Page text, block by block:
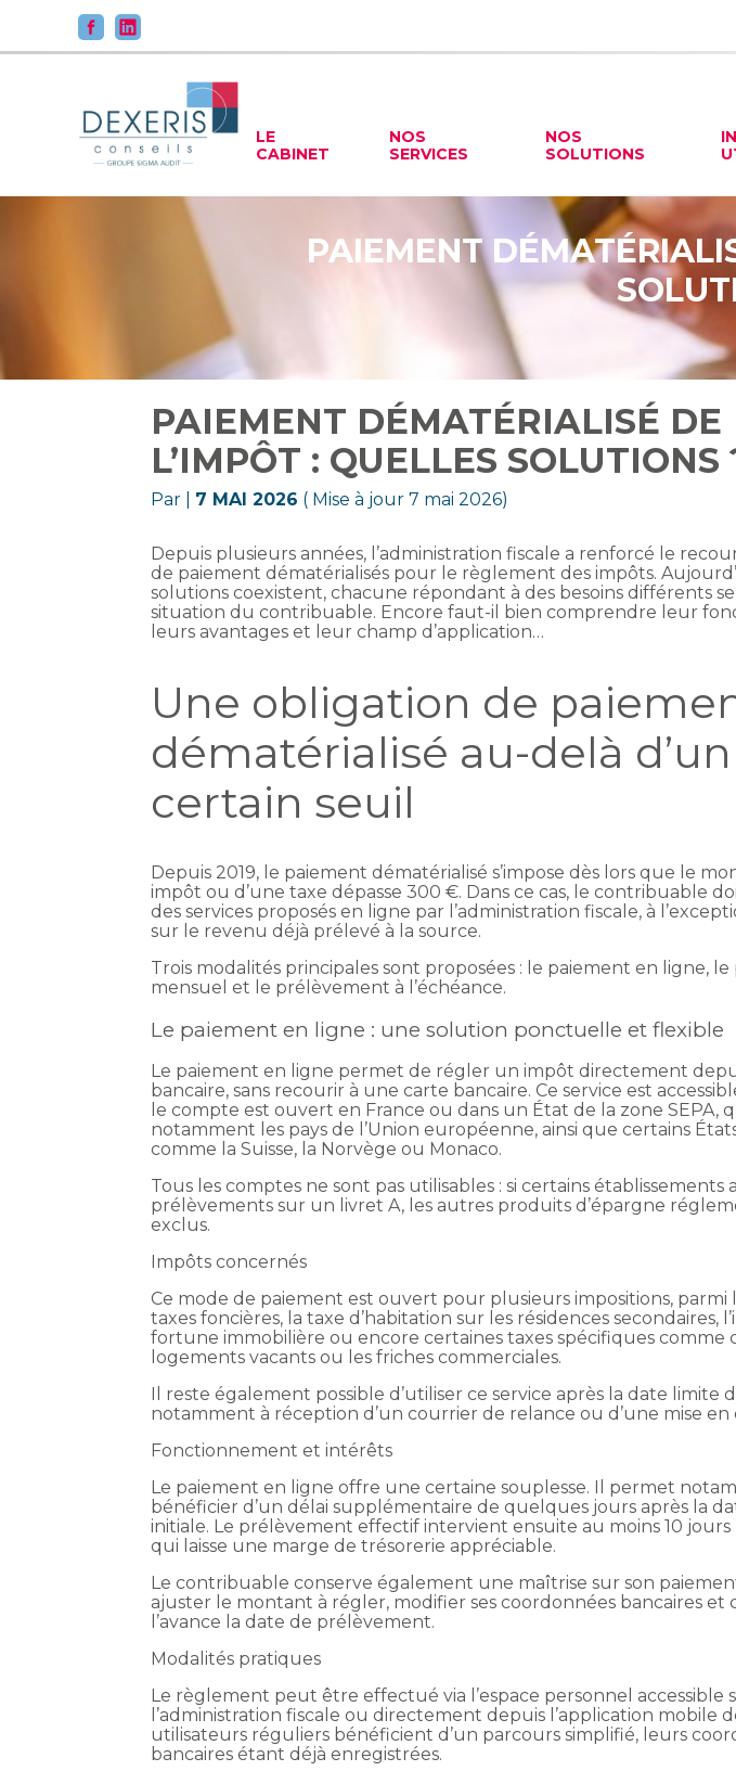
au
Principal
LE
CABINET
NOS
SERVICES
NOS
SOLUTIONS
PAIEMENT
PAIEMENT DÉMATÉRIALISÉ DE
L’IMPÔT : QUELLES SOLUTIONS
Par 7 MAI 2026 ( Mise à jour 7 mai 2026)
Depuis plusieurs années, l’administration fiscale a renforcé le
de paiement dématérialisés pour le règlement des impôts.
solutions coexistent, chacune répondant à des besoins différents
situation du contribuable. Encore faut-il bien comprendre leur
leurs avantages et leur champ d’application…
Une obligation de
dématérialisé au-delà d’un
certain seuil
Depuis 2019, le paiement dématérialisé s’impose dès lors que le
impôt ou d’une taxe dépasse 300 €. Dans ce cas, le contribuable
des services proposés en ligne par l’administration fiscale, à
sur le revenu déjà prélevé à la source.
Trois modalités principales sont proposées : le paiement en ligne,
mensuel et le prélèvement à l’échéance.
Le paiement en ligne : une solution ponctuelle et flexible
Le paiement en ligne permet de régler un impôt directement
bancaire, sans recourir à une carte bancaire. Ce service est
le compte est ouvert en France ou dans un État de la zone SEPA,
notamment les pays de l’Union européenne, ainsi que certains
comme la Suisse, la Norvège ou Monaco.
Tous les comptes ne sont pas utilisables : si certains établissements
prélèvements sur un livret A, les autres produits d’épargne
exclus.
Impôts concernés
Ce mode de paiement est ouvert pour plusieurs impositions, parmi
taxes foncières, la taxe d’habitation sur les résidences secondaires,
fortune immobilière ou encore certaines taxes spécifiques comme
logements vacants ou les friches commerciales.
Il reste également possible d’utiliser ce service après la date limite
notamment à réception d’un courrier de relance ou d’une mise en
Fonctionnement et intérêts
Le paiement en ligne offre une certaine souplesse. Il permet
bénéficier d’un délai supplémentaire de quelques jours après la
initiale. Le prélèvement effectif intervient ensuite au moins 10 jours
qui laisse une marge de trésorerie appréciable.
Le contribuable conserve également une maîtrise sur son
ajuster le montant à régler, modifier ses coordonnées bancaires et
l’avance la date de prélèvement.
Modalités pratiques
Le règlement peut être effectué via l’espace personnel accessible
l’administration fiscale ou directement depuis l’application mobile
utilisateurs réguliers bénéficient d’un parcours simplifié, leurs
bancaires étant déjà enregistrées.